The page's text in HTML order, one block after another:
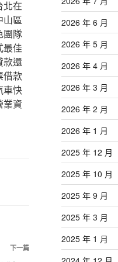
北在
山區
團隊
最佳
款還
借款
車快
業資
下
下一篇
2026 年 6 月
2026 年 5 月
2026 年 4 月
2026 年 3 月
2026 年 2 月
2026 年 1 月
2025 年 12 月
2025 年 10 月
2025 年 9 月
2025 年 3 月
2025 年 1 月